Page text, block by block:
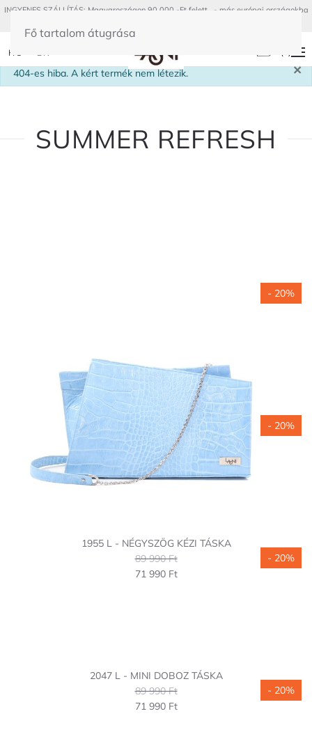
Fő tartalom átugrása
HU
INGYENES SZÁLLÍTÁS: Magyaroszágon 90 000.-Ft felett - más európai országokba
×
info
404-es hiba. A kért termék nem létezik.
SUMMER REFRESH
1955 L - NÉGYSZÖG KÉZI TÁSKA
89 990 Ft
71 990 Ft
- 20%
2047 L - MINI DOBOZ TÁSKA
89 990 Ft
71 990 Ft
- 20%
- 20%
- 20%